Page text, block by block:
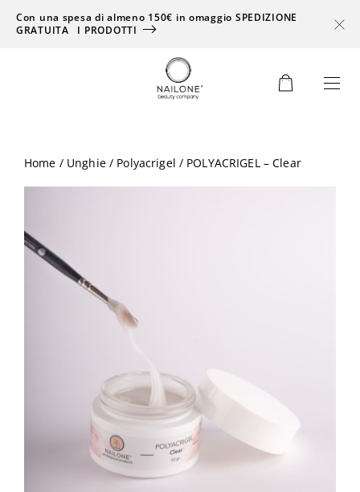
Con una spesa di almeno 150€ in omaggio SPEDIZIONE
GRATUITA
I PRODOTTI
Home / Unghie/ Polyacrigel / POLYACRIGEL – Clear